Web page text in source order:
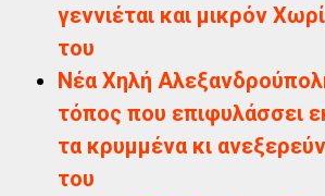
γεννιέται και μικρόν
του
Νέα Χηλή
τόπος που επιφυλάσσει
τα κρυμμένα κι
του